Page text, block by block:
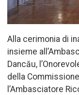
Alla cerimonia di
insieme
Dancău,
della
l’Ambasciatore